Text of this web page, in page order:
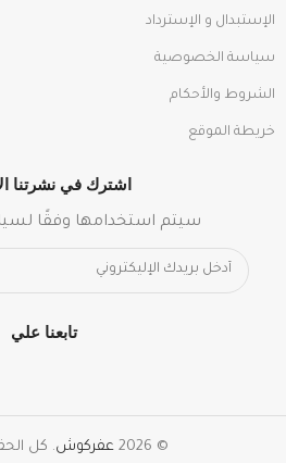
الإستبدال و الإسترداد
سياسة الخصوصية
الشروط والأحكام
خريطة الموقع
اشترك في نشرتنا
سيتم استخدامها وفقًا
تابعنا علي
© 2026 عفركوش. كل